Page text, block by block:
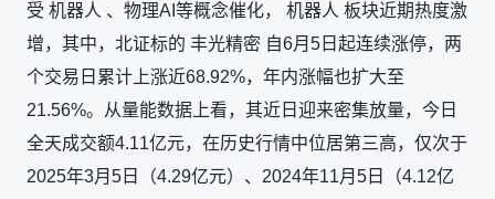
受 机器人 、物理AI等概念催化， 机器人 板块近期热度激
增，其中，北证标的 丰光精密 自6月5日起连续涨停，两
个交易日累计上涨近68.92%，年内涨幅也扩大至
21.56%。从量能数据上看，其近日迎来密集放量，今日
全天成交额4.11亿元，在历史行情中位居第三高，仅次于
2025年3月5日（4.29亿元）、2024年11月5日（4.12亿